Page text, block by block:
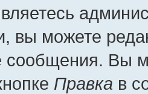
вы можете
сообщения. Вы
Правка в